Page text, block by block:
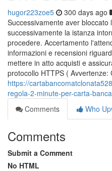
hugor223zoe5 300 days ago
Successivamente aver
successivamente la istanza
procedere. Accertamento
informazioni e recensioni
mettere in atto acquisti e
protocollo HTTPS (
https://
regola-2-minute-per-carta-
Comments
Who
Comments
Submit a Comment
No HTML